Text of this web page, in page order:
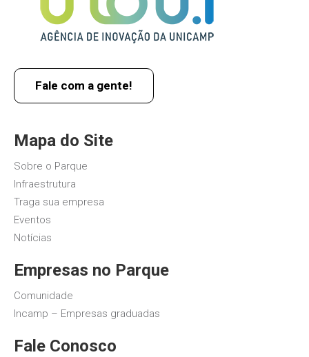
Fale com a gente!
Mapa do Site
Sobre o Parque
Infraestrutura
Traga sua empresa
Eventos
Notícias
Empresas no Parque
Comunidade
Incamp – Empresas graduadas
Fale Conosco